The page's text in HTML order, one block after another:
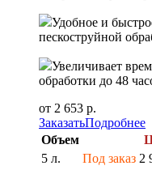
Удобное и
пескоструйной
Увеличивает
обработки до 48
от 2 653 р.
ЗаказатьПодробнее
Объем
5 л.
Под заказ 2